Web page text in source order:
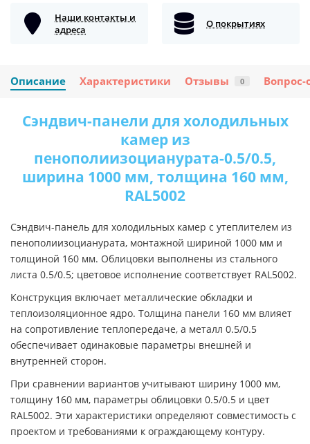
Наши контакты и
адреса
О покрытиях
Описание Характеристики Отзывы 0 Вопрос-
Сэндвич-панели для холодильных
камер из
пенополиизоцианурата-0.5/0.5,
ширина 1000 мм, толщина 160 мм,
RAL5002
Сэндвич-панель для холодильных камер с утеплителем из
пенополиизоцианурата, монтажной шириной 1000 мм и
толщиной 160 мм. Облицовки выполнены из стального
листа 0.5/0.5; цветовое исполнение соответствует RAL5002.
Конструкция включает металлические обкладки и
теплоизоляционное ядро. Толщина панели 160 мм влияет
на сопротивление теплопередаче, а металл 0.5/0.5
обеспечивает одинаковые параметры внешней и
внутренней сторон.
При сравнении вариантов учитывают ширину 1000 мм,
толщину 160 мм, параметры облицовки 0.5/0.5 и цвет
RAL5002. Эти характеристики определяют совместимость с
проектом и требованиями к ограждающему контуру.